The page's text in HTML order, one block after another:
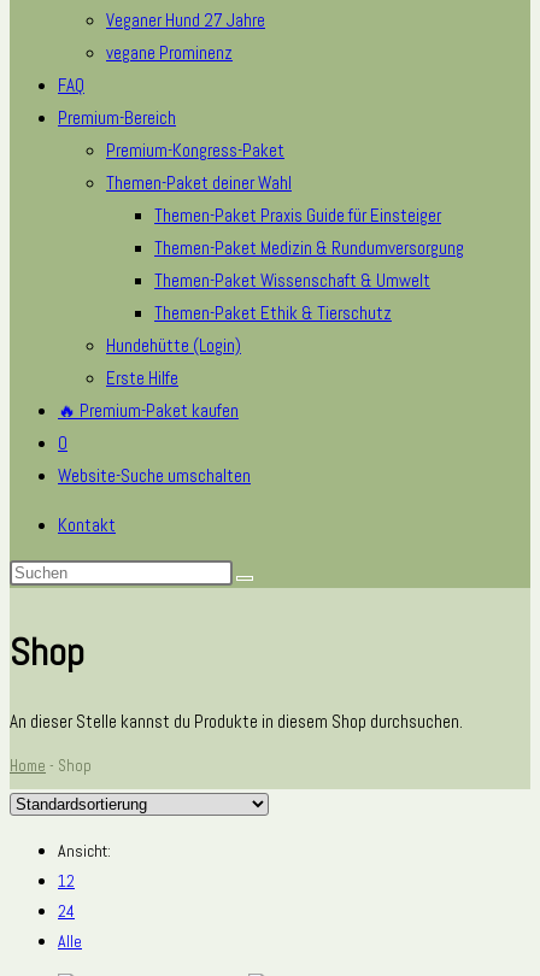
Veganer Hund 27 Jahre
vegane Prominenz
FAQ
Premium-Bereich
Premium-Kongress-Paket
Themen-Paket deiner Wahl
Themen-Paket Praxis Guide für Einsteiger
Themen-Paket Medizin & Rundumversorgung
Themen-Paket Wissenschaft & Umwelt
Themen-Paket Ethik & Tierschutz
Hundehütte (Login)
Erste Hilfe
🔥 Premium-Paket kaufen
0
Website-Suche umschalten
Kontakt
Shop
An dieser Stelle kannst du Produkte in diesem Shop durchsuchen.
Home - Shop
Ansicht:
12
24
Alle